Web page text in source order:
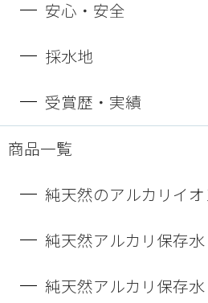
安心・安全
採水地
受賞歴・実績
商品一覧
純天然のアルカリイオ
純天然アルカリ保存水
純天然アルカリ保存